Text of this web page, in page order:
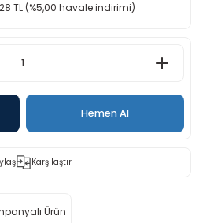
TL (%5,00 havale indirimi)
Hemen Al
Karşılaştır
Ürün